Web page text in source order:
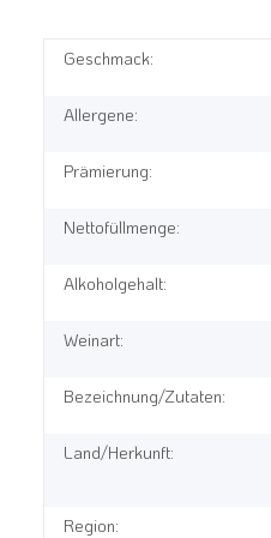
Geschmack:
Allergene:
Prämierung:
Nettofüllmenge:
Alkoholgehalt:
Weinart:
Bezeichnung/Zutaten:
Land/Herkunft:
Region: